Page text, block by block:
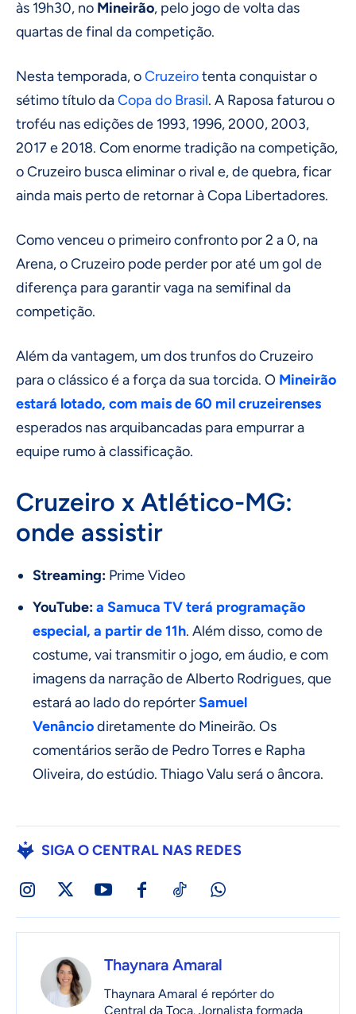
às 19h30, no Mineirão, pelo jogo de volta das
quartas de final da competição.
Nesta temporada, oCruzeirotenta conquistar o
sétimo título daCopa do Brasil. A Raposa faturou o
troféu nas edições de 1993, 1996, 2000, 2003,
2017 e 2018. Com enorme tradição na competição,
o Cruzeiro busca eliminar o rival e, de quebra, ficar
ainda mais perto de retornar à Copa Libertadores.
Como venceu o primeiro confronto por 2 a 0, na
Arena, o Cruzeiro pode perder por até um gol de
diferença para garantir vaga na semifinal da
competição.
Além da vantagem, um dos trunfos do Cruzeiro
para o clássico é a força da sua torcida. O Mineirão
estará lotado, com mais de 60 mil cruzeirenses
esperados nas arquibancadas para empurrar a
equipe rumo à classificação.
Cruzeiro x Atlético-MG:
onde assistir
Streaming: Prime Video
YouTube:a Samuca TV terá programação
especial, a partir de 11h. Além disso, como de
costume, vai transmitir o jogo, em áudio, e com
imagens da narração de Alberto Rodrigues, que
estará ao lado do repórterSamuel
Venânciodiretamente do Mineirão. Os
comentários serão de Pedro Torres e Rapha
Oliveira, do estúdio. Thiago Valu será o âncora.
SIGA O CENTRAL NAS REDES
Thaynara Amaral
Thaynara Amaral é repórter do
Central da Toca. Jornalista formada